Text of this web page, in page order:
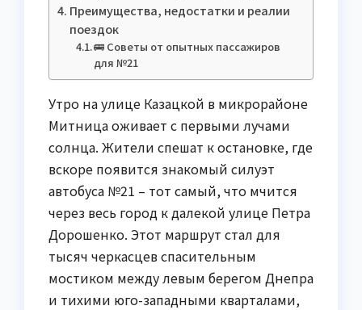
Преимущества, недостатки и реалии
поездок
🚌 Советы от опытных пассажиров
для №21
Утро на улице Казацкой в микрорайоне
Митница оживает с первыми лучами
солнца. Жители спешат к остановке, где
вскоре появится знакомый силуэт
автобуса №21 – тот самый, что мчится
через весь город к далекой улице Петра
Дорошенко. Этот маршрут стал для
тысяч черкасцев спасительным
мостиком между левым берегом Днепра
и тихими юго-западными кварталами,